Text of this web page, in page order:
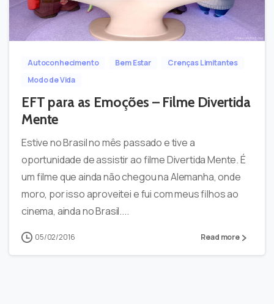
0
Autoconhecimento Bem Estar
Crenças Limitantes
Modo de Vida
EFT para as Emoções – Filme Divertida
Mente
Estive no Brasil no mês passado e tive a
oportunidade de assistir ao filme Divertida Mente. É
um filme que ainda não chegou na Alemanha, onde
moro, por isso aproveitei e fui com meus filhos ao
cinema, ainda no Brasil....
05/02/2016 Read more